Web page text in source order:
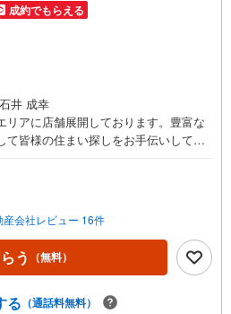
成約でもらえる
石井 成幸
リアに店舗展開しております。豊富な
て皆様の住まい探しをお手伝いしてお
会も同時開催中無理のない住宅ロー
にかかる諸費用の概算も行っており
資金計画のアドバイスをさせて頂き
ご相談ください。
産会社レビュー 16件
う （無料）
る （通話料無料）